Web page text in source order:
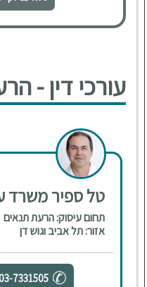
עורכי דין -
טל ספיר משרד
תחום עיסוק: הרעת תנאים
אזור: תל אביב וגוש דן
7331505